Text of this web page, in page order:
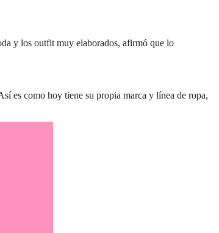
y los outfit muy elaborados, afirmó que lo
es como hoy tiene su propia marca y línea de ropa,